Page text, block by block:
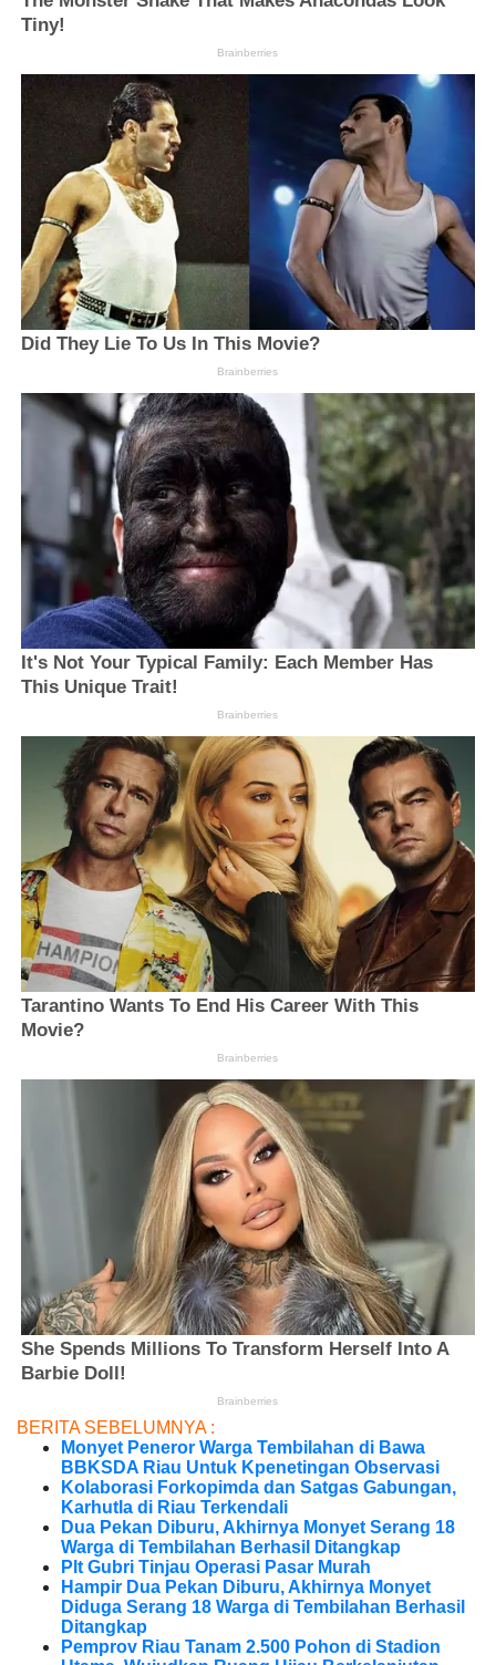
BERITA SEBELUMNYA :
Monyet Peneror Warga Tembilahan di Bawa
BBKSDA Riau Untuk Kpenetingan Observasi
Kolaborasi Forkopimda dan Satgas Gabungan,
Karhutla di Riau Terkendali
Dua Pekan Diburu, Akhirnya Monyet Serang 18
Warga di Tembilahan Berhasil Ditangkap
Plt Gubri Tinjau Operasi Pasar Murah
Hampir Dua Pekan Diburu, Akhirnya Monyet
Diduga Serang 18 Warga di Tembilahan Berhasil
Ditangkap
Pemprov Riau Tanam 2.500 Pohon di Stadion